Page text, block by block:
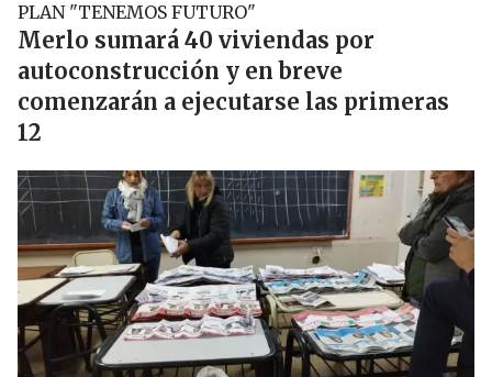
PLAN "TENEMOS FUTURO"
Merlo sumará 40 viviendas por
autoconstrucción y en breve
comenzarán a ejecutarse las primeras
12